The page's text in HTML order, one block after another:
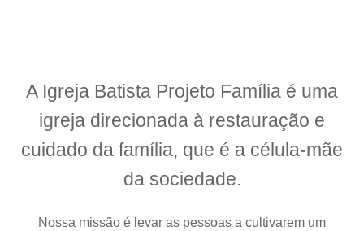
A Igreja Batista Projeto Família é uma
igreja direcionada à restauração e
cuidado da família, que é a célula-mãe
da sociedade.
Nossa missão é levar as pessoas a cultivarem um